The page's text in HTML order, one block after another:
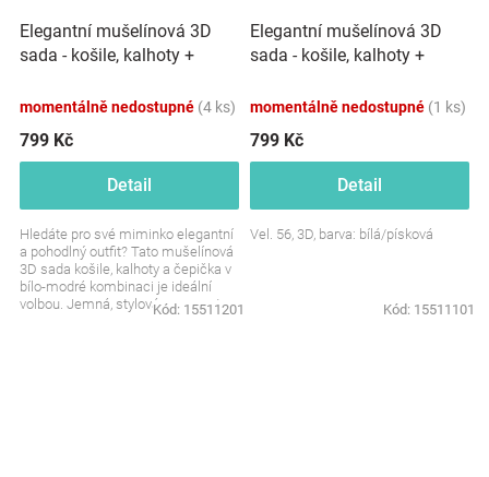
Elegantní mušelínová 3D
sada - košile, kalhoty +
momentálně nedostupné (4 ks)
799 Kč
Detail
Hledáte pro své miminko elegantní
a pohodlný outfit? Tato mušelínová
3D sada košile, kalhoty a čepička v
bílo-modré kombinaci je ideální
volbou. Jemná, stylová a naprosto...
Kód: 15511201
Elegantní mušelínová 3D
sada - košile, kalhoty +
bílá/písková
momentálně nedostupné (1 ks)
799 Kč
Detail
Vel. 56, 3D, barva: bílá/písková
Kód: 15511101